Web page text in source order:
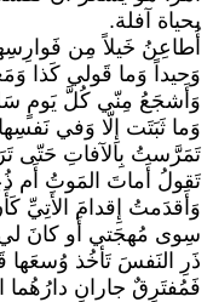
بحياة آفلة.
أُطاعِنُ خَيلاً مِن
وَحيداً وَما قَولي كَذا
وَأَشجَعُ مِنّي كُلَّ يَومٍ
وَما ثَبَتَت إِلّا وَفي
تَمَرَّستُ بِالآفاتِ حَتّى
تَقولُ أَماتَ المَوتُ أَم
وَأَقدَمتُ إِقدامَ الأَتِيِّ
سِوى مُهجَتي أَو كانَ لي
ذَرِ النَفسَ تَأخُذ وُسعَها
فَمُفتَرِقٌ جارانِ دارُهُما